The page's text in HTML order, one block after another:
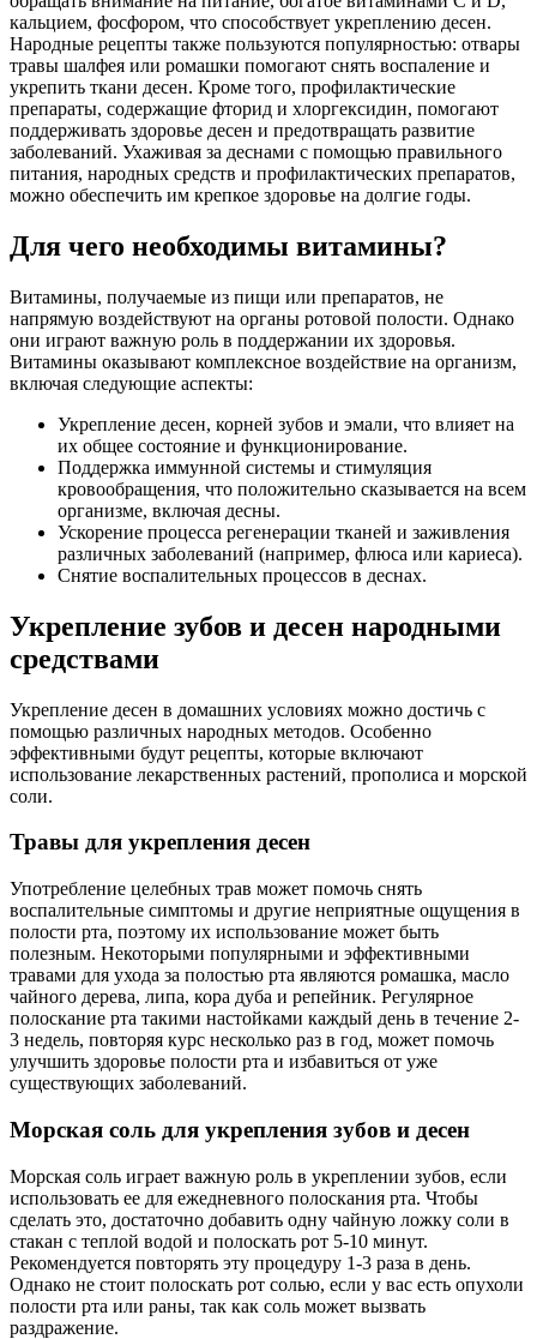
кальцием, фосфором, что способствует укреплению десен.
Народные рецепты также пользуются популярностью: отвары
травы шалфея или ромашки помогают снять воспаление и
укрепить ткани десен. Кроме того, профилактические
препараты, содержащие фторид и хлоргексидин, помогают
поддерживать здоровье десен и предотвращать развитие
заболеваний. Ухаживая за деснами с помощью правильного
питания, народных средств и профилактических препаратов,
можно обеспечить им крепкое здоровье на долгие годы.
Для чего необходимы витамины?
Витамины, получаемые из пищи или препаратов, не
напрямую воздействуют на органы ротовой полости. Однако
они играют важную роль в поддержании их здоровья.
Витамины оказывают комплексное воздействие на организм,
включая следующие аспекты:
Укрепление десен, корней зубов и эмали, что влияет на
их общее состояние и функционирование.
Поддержка иммунной системы и стимуляция
кровообращения, что положительно сказывается на всем
организме, включая десны.
Ускорение процесса регенерации тканей и заживления
различных заболеваний (например, флюса или кариеса).
Снятие воспалительных процессов в деснах.
Укрепление зубов и десен народными
средствами
Укрепление десен в домашних условиях можно достичь с
помощью различных народных методов. Особенно
эффективными будут рецепты, которые включают
использование лекарственных растений, прополиса и морской
соли.
Травы для укрепления десен
Употребление целебных трав может помочь снять
воспалительные симптомы и другие неприятные ощущения в
полости рта, поэтому их использование может быть
полезным. Некоторыми популярными и эффективными
травами для ухода за полостью рта являются ромашка, масло
чайного дерева, липа, кора дуба и репейник. Регулярное
полоскание рта такими настойками каждый день в течение 2-
3 недель, повторяя курс несколько раз в год, может помочь
улучшить здоровье полости рта и избавиться от уже
существующих заболеваний.
Морская соль для укрепления зубов и десен
Морская соль играет важную роль в укреплении зубов, если
использовать ее для ежедневного полоскания рта. Чтобы
сделать это, достаточно добавить одну чайную ложку соли в
стакан с теплой водой и полоскать рот 5-10 минут.
Рекомендуется повторять эту процедуру 1-3 раза в день.
Однако не стоит полоскать рот солью, если у вас есть опухоли
полости рта или раны, так как соль может вызвать
раздражение.